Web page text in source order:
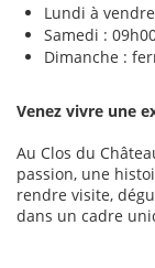
Lundi à
Samedi :
Dimanche :
Venez vivre une
Au Clos du
passion, une
rendre visite,
dans un cadre